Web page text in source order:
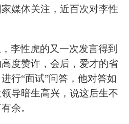
媒体关注，近百次对李性
李性虎的又一次发言得到
度赞许，会后，爱才的省
行“面试”问答，他对答如
导暗生高兴，说这后生不
余。